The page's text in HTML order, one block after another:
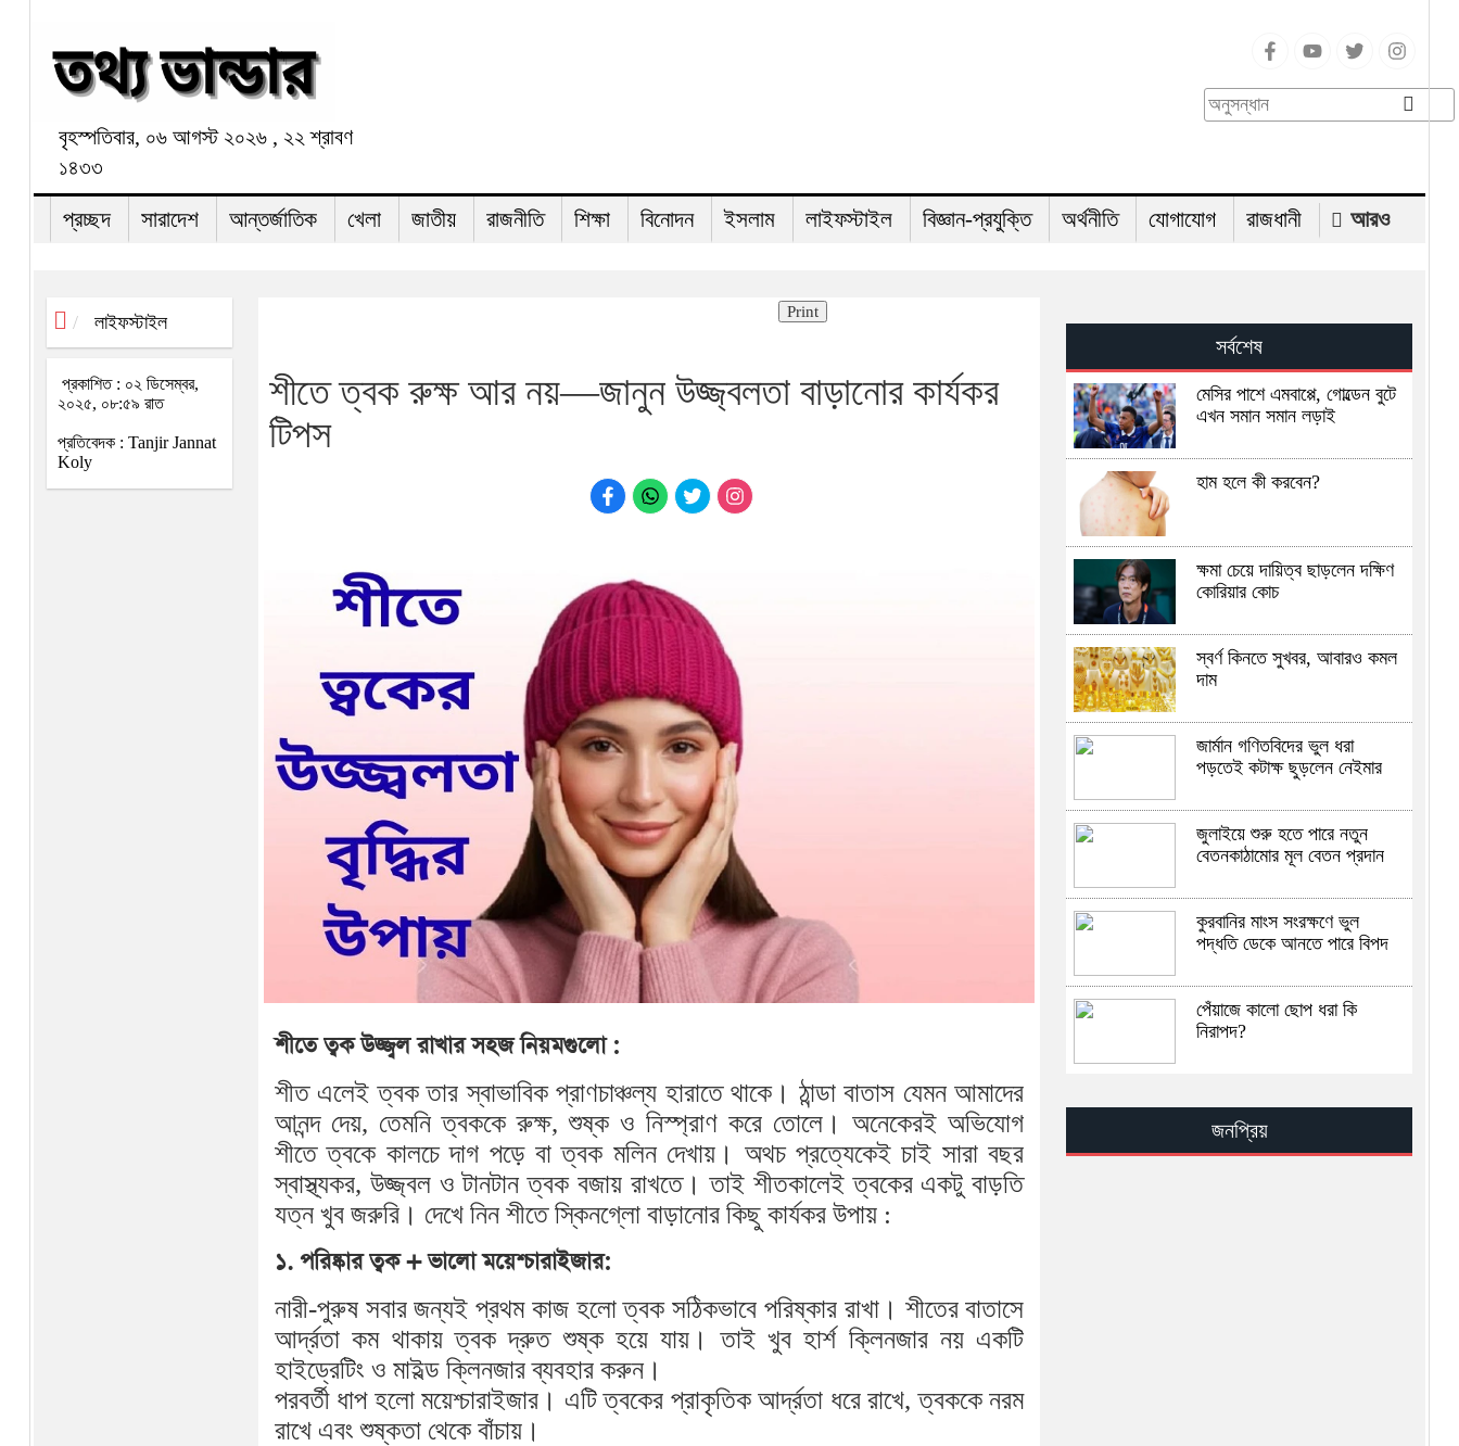
বৃহস্পতিবার, ০৬ আগস্ট ২০২৬ , ২২ শ্রাবণ
১৪৩৩
প্রচ্ছদ সারাদেশ আন্তর্জাতিক খেলা জাতীয় রাজনীতি শিক্ষা বিনোদন ইসলাম লাইফস্টাইল বিজ্ঞান-প্রযুক্তি অর্থনীতি যোগাযোগ রাজধানী আরও
লাইফস্টাইল
প্রকাশিত : ০২ ডিসেম্বর,
২০২৫, ০৮:৫৯ রাত
প্রতিবেদক : Tanjir Jannat
Koly
Print
শীতে ত্বক রুক্ষ আর নয়—জানুন উজ্জ্বলতা বাড়ানোর কার্যকর
টিপস
শীতে ত্বক উজ্জ্বল রাখার সহজ নিয়মগুলো :
শীত এলেই ত্বক তার স্বাভাবিক প্রাণচাঞ্চল্য হারাতে থাকে। ঠান্ডা বাতাস যেমন আমাদের
আনন্দ দেয়, তেমনি ত্বককে রুক্ষ, শুষ্ক ও নিস্প্রাণ করে তোলে। অনেকেরই অভিযোগ
শীতে ত্বকে কালচে দাগ পড়ে বা ত্বক মলিন দেখায়। অথচ প্রত্যেকেই চাই সারা বছর
স্বাস্থ্যকর, উজ্জ্বল ও টানটান ত্বক বজায় রাখতে। তাই শীতকালেই ত্বকের একটু বাড়তি
যত্ন খুব জরুরি। দেখে নিন শীতে স্কিনগ্লো বাড়ানোর কিছু কার্যকর উপায় :
১. পরিষ্কার ত্বক + ভালো ময়েশ্চারাইজার:
নারী-পুরুষ সবার জন্যই প্রথম কাজ হলো ত্বক সঠিকভাবে পরিষ্কার রাখা। শীতের বাতাসে
আর্দ্রতা কম থাকায় ত্বক দ্রুত শুষ্ক হয়ে যায়। তাই খুব হার্শ ক্লিনজার নয় একটি
হাইড্রেটিং ও মাইল্ড ক্লিনজার ব্যবহার করুন।
পরবর্তী ধাপ হলো ময়েশ্চারাইজার। এটি ত্বকের প্রাকৃতিক আর্দ্রতা ধরে রাখে, ত্বককে নরম
রাখে এবং শুষ্কতা থেকে বাঁচায়।
সর্বশেষ
মেসির পাশে এমবাপ্পে, গোল্ডেন বুটে
এখন সমান সমান লড়াই
হাম হলে কী করবেন?
ক্ষমা চেয়ে দায়িত্ব ছাড়লেন দক্ষিণ
কোরিয়ার কোচ
স্বর্ণ কিনতে সুখবর, আবারও কমল
দাম
জার্মান গণিতবিদের ভুল ধরা
পড়তেই কটাক্ষ ছুড়লেন নেইমার
জুলাইয়ে শুরু হতে পারে নতুন
বেতনকাঠামোর মূল বেতন প্রদান
কুরবানির মাংস সংরক্ষণে ভুল
পদ্ধতি ডেকে আনতে পারে বিপদ
পেঁয়াজে কালো ছোপ ধরা কি
নিরাপদ?
আমল — সহিহ হাদিসের আলোকে
জান্নাতের সুসংবাদ
জনপ্রিয়